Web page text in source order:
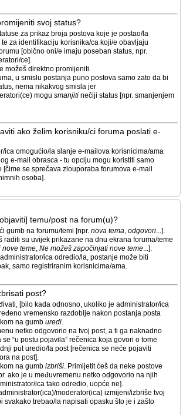
svoj status?
za prikaz broja postova koje je postao/la
za identifikaciju korisnika/ca koji/e obavljaju
[obično oni/e imaju poseban status, npr.
ce].
možeš direktno promijeniti.
u smislu postanja puno postova samo zato da bi
nema nikakvog smisla jer
mogu smanjiti nečiji status [npr. smanjenjem
ako želim korisniku/ci foruma poslati e-
ica omogućio/la slanje e-mailova korisnicima/ama
e-mail obrasca - tu opciju mogu koristiti samo
se sprečava zlouporaba forumova e-mail
osoba].
temu/post na forum(u)?
gumb na forumu/temi [npr. nova tema, odgovori...].
raditi su uvijek prikazane na dnu ekrana foruma/teme
nove teme, Ne možeš započinjati nove teme...].
ica odredio/la, postanje može biti
samo registriranim korisnicima/ama.
post?
[bilo kada odnosno, ukoliko je administrator/ica
vremensko razdoblje nakon postanja posta
na gumb uredi.
netko odgovorio na tvoj post, a ti ga naknadno
“u postu pojavila” rečenica koja govori o tome
put uredio/la post [rečenica se neće pojaviti
na post].
na gumb izbriši. Primijetit ćeš da neke postove
ako je u međuvremenu netko odgovorio na njih
ica tako odredio, uopće ne].
moderator(ica) izmijeni/izbriše tvoj
svakako trebao/la napisati opasku što je i zašto